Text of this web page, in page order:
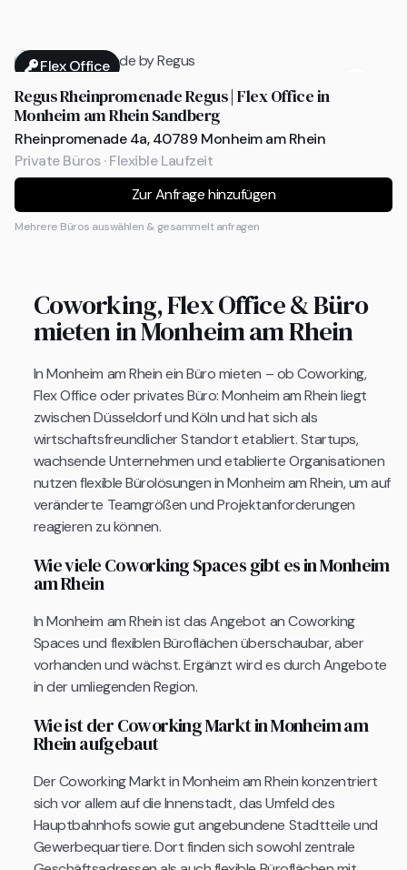
Flex Office
Regus Rheinpromenade Regus | Flex Office in
Monheim am Rhein Sandberg
Rheinpromenade 4a, 40789 Monheim am Rhein
Private Büros · Flexible Laufzeit
Zur Anfrage hinzufügen
Mehrere Büros auswählen & gesammelt anfragen
Coworking, Flex Office & Büro
mieten in Monheim am Rhein
In Monheim am Rhein ein Büro mieten – ob Coworking,
Flex Office oder privates Büro: Monheim am Rhein liegt
zwischen Düsseldorf und Köln und hat sich als
wirtschaftsfreundlicher Standort etabliert. Startups,
wachsende Unternehmen und etablierte Organisationen
nutzen flexible Bürolösungen in Monheim am Rhein, um auf
veränderte Teamgrößen und Projektanforderungen
reagieren zu können.
Wie viele Coworking Spaces gibt es in Monheim
am Rhein
In Monheim am Rhein ist das Angebot an Coworking
Spaces und flexiblen Büroflächen überschaubar, aber
vorhanden und wächst. Ergänzt wird es durch Angebote
in der umliegenden Region.
Wie ist der Coworking Markt in Monheim am
Rhein aufgebaut
Der Coworking Markt in Monheim am Rhein konzentriert
sich vor allem auf die Innenstadt, das Umfeld des
Hauptbahnhofs sowie gut angebundene Stadtteile und
Gewerbequartiere. Dort finden sich sowohl zentrale